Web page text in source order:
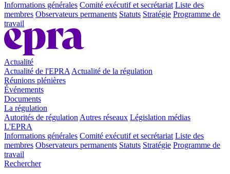
Informations générales Comité exécutif et secrétariat Liste des
membres Observateurs permanents Statuts Stratégie Programme de
travail
Actualité
Actualité de l'EPRA Actualité de la régulation
Réunions plénières
Événements
Documents
La régulation
Autorités de régulation Autres réseaux Législation médias
L'EPRA
Informations générales Comité exécutif et secrétariat Liste des
membres Observateurs permanents Statuts Stratégie Programme de
travail
Rechercher